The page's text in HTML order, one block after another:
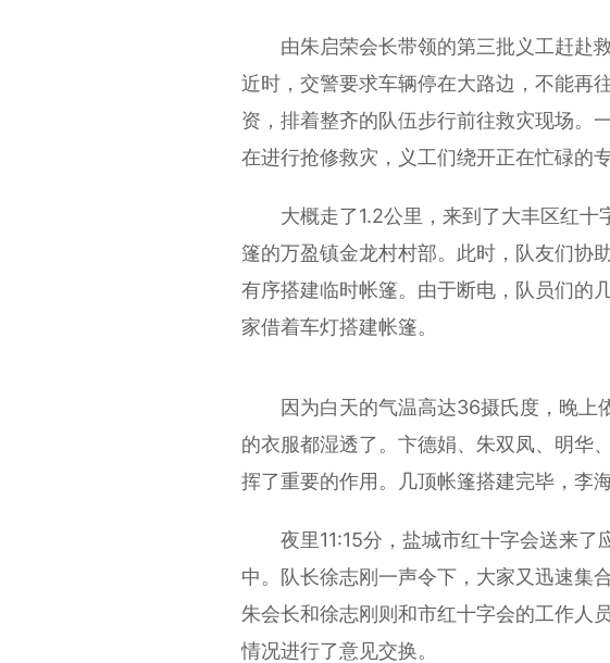
由朱启荣会长带领的第三批义工赶赴
近时，交警要求车辆停在大路边，不能再
资，排着整齐的队伍步行前往救灾现场。
在进行抢修救灾，义工们绕开正在忙碌的
大概走了1.2公里，来到了大丰区红十
篷的万盈镇金龙村村部。此时，队友们协
有序搭建临时帐篷。由于断电，队员们的
家借着车灯搭建帐篷。
因为白天的气温高达36摄氏度，晚上
的衣服都湿透了。卞德娟、朱双凤、明华
挥了重要的作用。几顶帐篷搭建完毕，李
夜里11:15分，盐城市红十字会送来了
中。队长徐志刚一声令下，大家又迅速集
朱会长和徐志刚则和市红十字会的工作人
情况进行了意见交换。